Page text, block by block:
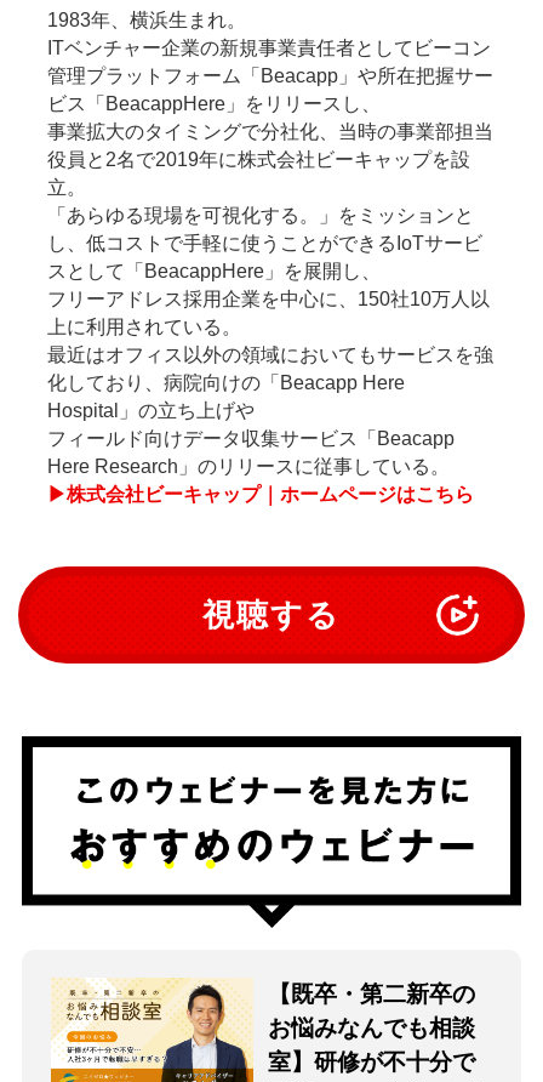
1983年、横浜生まれ。
ITベンチャー企業の新規事業責任者としてビーコン
管理プラットフォーム「Beacapp」や所在把握サー
ビス「BeacappHere」をリリースし、
事業拡大のタイミングで分社化、当時の事業部担当
役員と2名で2019年に株式会社ビーキャップを設
立。
「あらゆる現場を可視化する。」をミッションと
し、低コストで手軽に使うことができるIoTサービ
スとして「BeacappHere」を展開し、
フリーアドレス採用企業を中心に、150社10万人以
上に利用されている。
最近はオフィス以外の領域においてもサービスを強
化しており、病院向けの「Beacapp Here
Hospital」の立ち上げや
フィールド向けデータ収集サービス「Beacapp
Here Research」のリリースに従事している。
▶株式会社ビーキャップ｜ホームページはこちら
視聴する
【既卒・第二新卒の
お悩みなんでも相談
室】研修が不十分で